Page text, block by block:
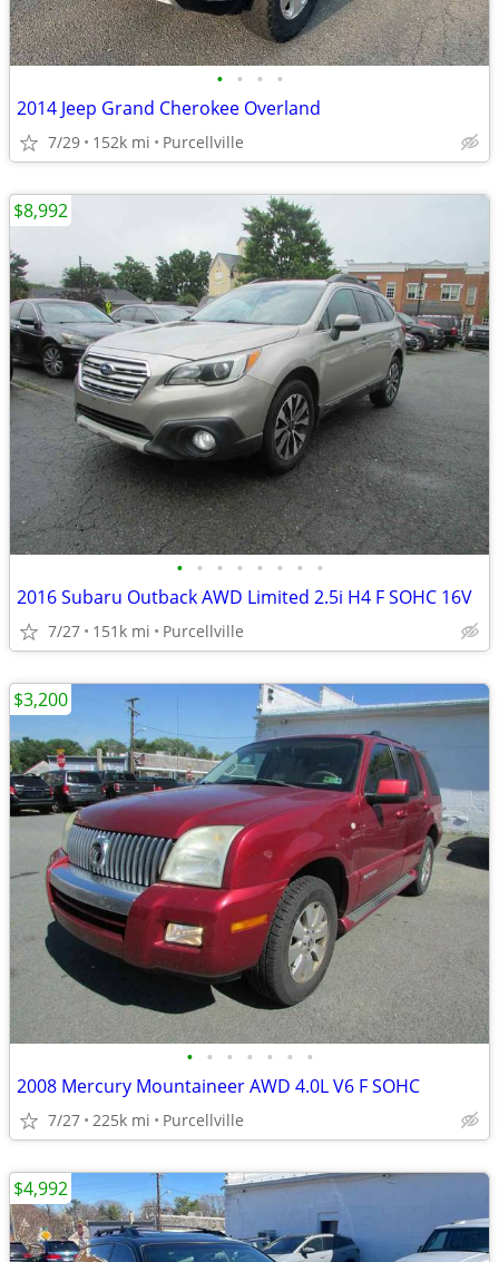
• • • •
2014 Jeep Grand Cherokee Overland
7/29 152k mi Purcellville
• • • • • • • •
2016 Subaru Outback AWD Limited 2.5i H4 F SOHC 16V
7/27 151k mi Purcellville
$8,992
• • • • • • •
2008 Mercury Mountaineer AWD 4.0L V6 F SOHC
7/27 225k mi Purcellville
$3,200
$4,992